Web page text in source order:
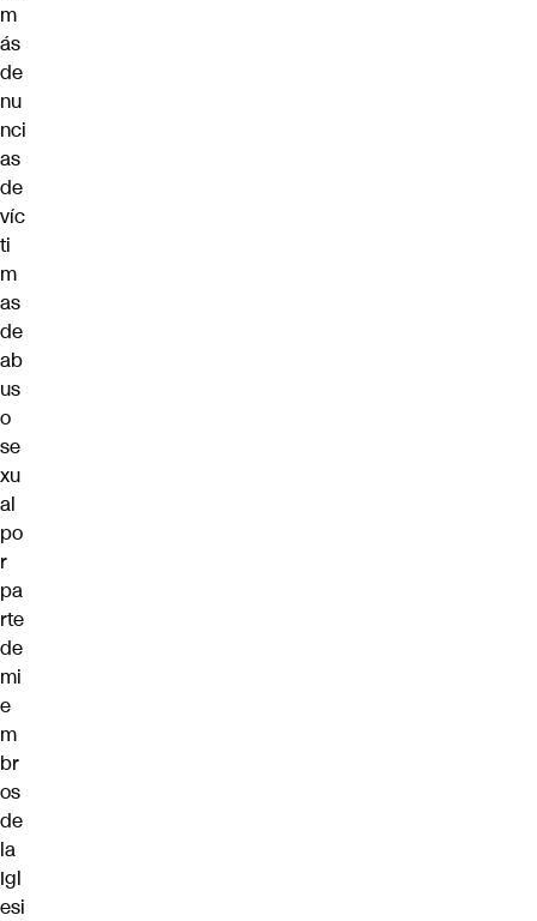
m
ás
de
nu
nci
as
de
víc
ti
m
as
de
ab
us
o
se
xu
al
po
r
pa
rte
de
mi
e
m
br
os
de
la
Igl
esi